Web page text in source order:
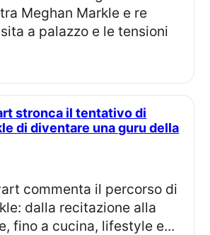
Meghan Markle e re
a palazzo e le tensioni
di diventare una guru della
dalla recitazione alla
fino a cucina, lifestyle e...